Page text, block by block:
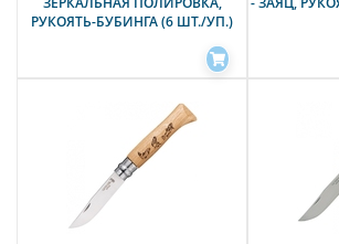
РУКОЯТЬ-БУБИНГА (6 ШТ./УП.)